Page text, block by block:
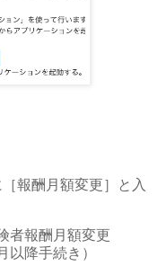
報酬月額変更］と入
者報酬月額変更
以降手続き）